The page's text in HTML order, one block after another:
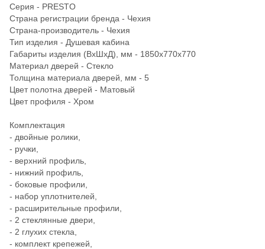
Серия - PRESTO
Страна регистрации бренда - Чехия
Страна-производитель - Чехия
Тип изделия - Душевая кабина
Габариты изделия (ВхШхД), мм - 1850х770х770
Материал дверей - Стекло
Толщина материала дверей, мм - 5
Цвет полотна дверей - Матовый
Цвет профиля - Хром
Комплектация
- двойные ролики,
- ручки,
- верхний профиль,
- нижний профиль,
- боковые профили,
- набор уплотнителей,
- расширительные профили,
- 2 стеклянные двери,
- 2 глухих стекла,
- комплект крепежей,